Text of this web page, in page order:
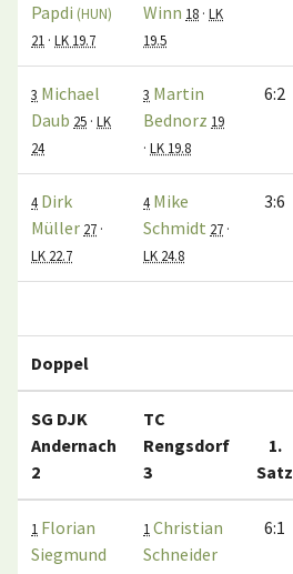
Papdi (HUN)
21 · LK 19.7
Winn 18 · LK
19.5
3 Michael
Daub 25 · LK
24
3 Martin
Bednorz 19
· LK 19.8
6:2
4 Dirk
Müller 27 ·
LK 22.7
4 Mike
Schmidt 27 ·
LK 24.8
3:6
Doppel
SG DJK
Andernach
2
TC
Rengsdorf
3
1.
Satz
1 Florian
Siegmund
1 Christian
Schneider
6:1